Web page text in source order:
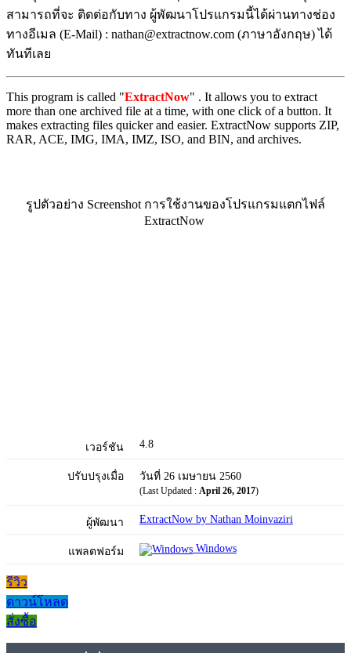
สามารถที่จะ ติดต่อกับทาง ผู้พัฒนาโปรแกรมนี้ได้ผ่านทางช่อง
ทางอีเมล (E-Mail) : nathan@extractnow.com (ภาษาอังกฤษ) ได้
ทันทีเลย
This program is called "ExtractNow" . It allows you to extract
more than one archived file at a time, with one click of a button. It
makes extracting files quicker and easier. ExtractNow supports ZIP,
RAR, ACE, IMG, IMA, IMZ, ISO, and BIN, and archives.
รูปตัวอย่าง Screenshot การใช้งานของโปรแกรมแตกไฟล์
ExtractNow
เวอร์ชัน 4.8
ปรับปรุงเมื่อ วันที่ 26 เมษายน 2560
(Last Updated : April 26, 2017)
ผู้พัฒนา ExtractNow by Nathan Moinvaziri
แพลตฟอร์ม Windows
รีวิว
ดาวน์โหลด
สั่งซื้อ